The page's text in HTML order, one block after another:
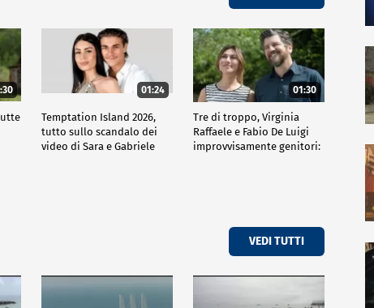
01:24
Temptation Island 2026,
tutto sullo scandalo dei
video di Sara e Gabriele
01:30
Tre di troppo, Virginia
Raffaele e Fabio De Luigi
improvvisamente genitori:
VEDI TUTTI